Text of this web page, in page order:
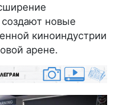
новые
киноиндустрии
арене.